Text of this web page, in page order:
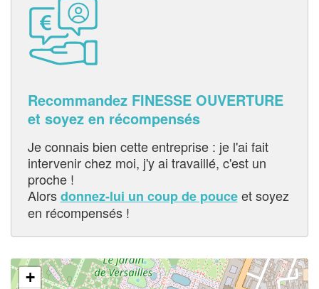
Recommandez FINESSE OUVERTURE
et soyez en récompensés
Je connais bien cette entreprise : je l'ai fait
intervenir chez moi, j'y ai travaillé, c'est un
proche !
Alorsdonnez-lui un coup de pouceet soyez
en récompensés !
+